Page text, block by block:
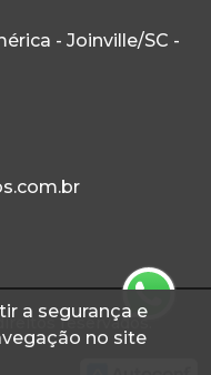
a segurança e
no site
- Joinville/SC -
reservados.